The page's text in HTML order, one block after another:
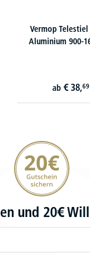
Vermop Telestiel
Aluminium 900-
ab € 38,69
20€ Gutschein sichern
und 20€